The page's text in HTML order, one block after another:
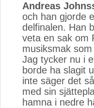
Andreas
och han gjorde
delfinalen. Han
veta en sak om
musiksmak
Jag tycker nu i
borde ha slagit
inte säger det
med sin
hamna i nedre